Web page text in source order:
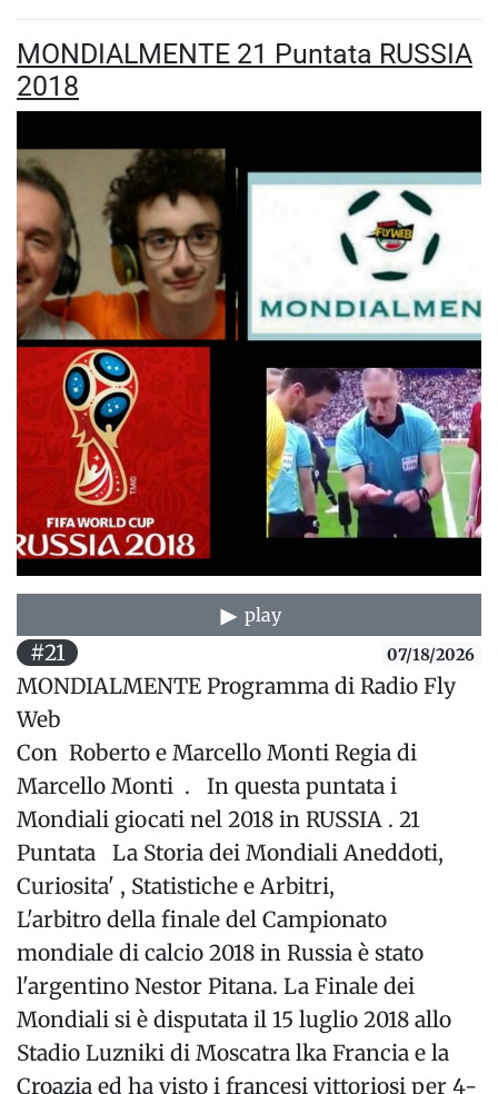
MONDIALMENTE 21 Puntata RUSSIA
2018
play
#21 07/18/2026
MONDIALMENTE Programma di Radio Fly
Web
Con Roberto e Marcello Monti Regia di
Marcello Monti . In questa puntata i
Mondiali giocati nel 2018 in RUSSIA . 21
Puntata La Storia dei Mondiali Aneddoti,
Curiosita' , Statistiche e Arbitri,
L'arbitro della finale del Campionato
mondiale di calcio 2018 in Russia è stato
l'argentino Nestor Pitana. La Finale dei
Mondiali si è disputata il 15 luglio 2018 allo
Stadio Luzniki di Moscatra lka Francia e la
Croazia ed ha visto i francesi vittoriosi per 4-